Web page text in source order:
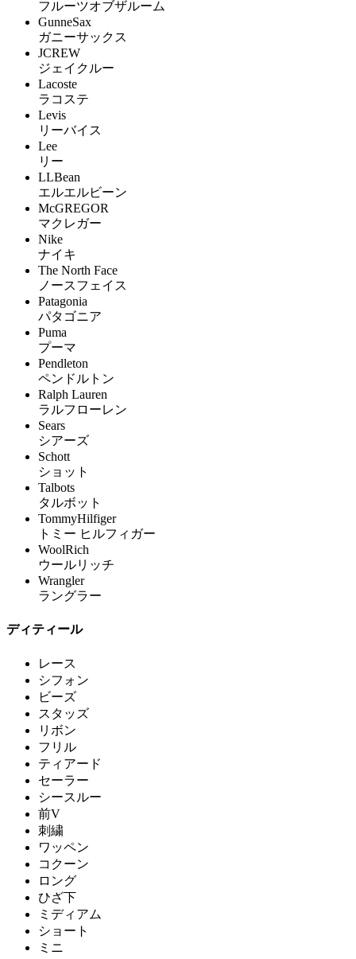
フルーツオブザルーム
GunneSax
ガニーサックス
JCREW
ジェイクルー
Lacoste
ラコステ
Levis
リーバイス
Lee
リー
LLBean
エルエルビーン
McGREGOR
マクレガー
Nike
ナイキ
The North Face
ノースフェイス
Patagonia
パタゴニア
Puma
プーマ
Pendleton
ペンドルトン
Ralph Lauren
ラルフローレン
Sears
シアーズ
Schott
ショット
Talbots
タルボット
TommyHilfiger
トミー ヒルフィガー
WoolRich
ウールリッチ
Wrangler
ラングラー
ディティール
レース
シフォン
ビーズ
スタッズ
リボン
フリル
ティアード
セーラー
シースルー
前V
刺繍
ワッペン
コクーン
ロング
ひざ下
ミディアム
ショート
ミニ